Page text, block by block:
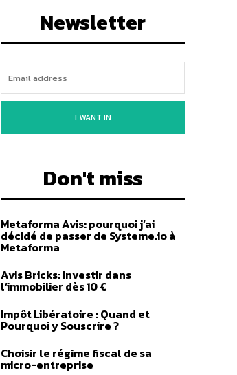
Newsletter
I WANT IN
Don't miss
Metaforma Avis: pourquoi j’ai
décidé de passer de Systeme.io à
Metaforma
Avis Bricks: Investir dans
l’immobilier dès 10 €
Impôt Libératoire : Quand et
Pourquoi y Souscrire ?
Choisir le régime fiscal de sa
micro-entreprise